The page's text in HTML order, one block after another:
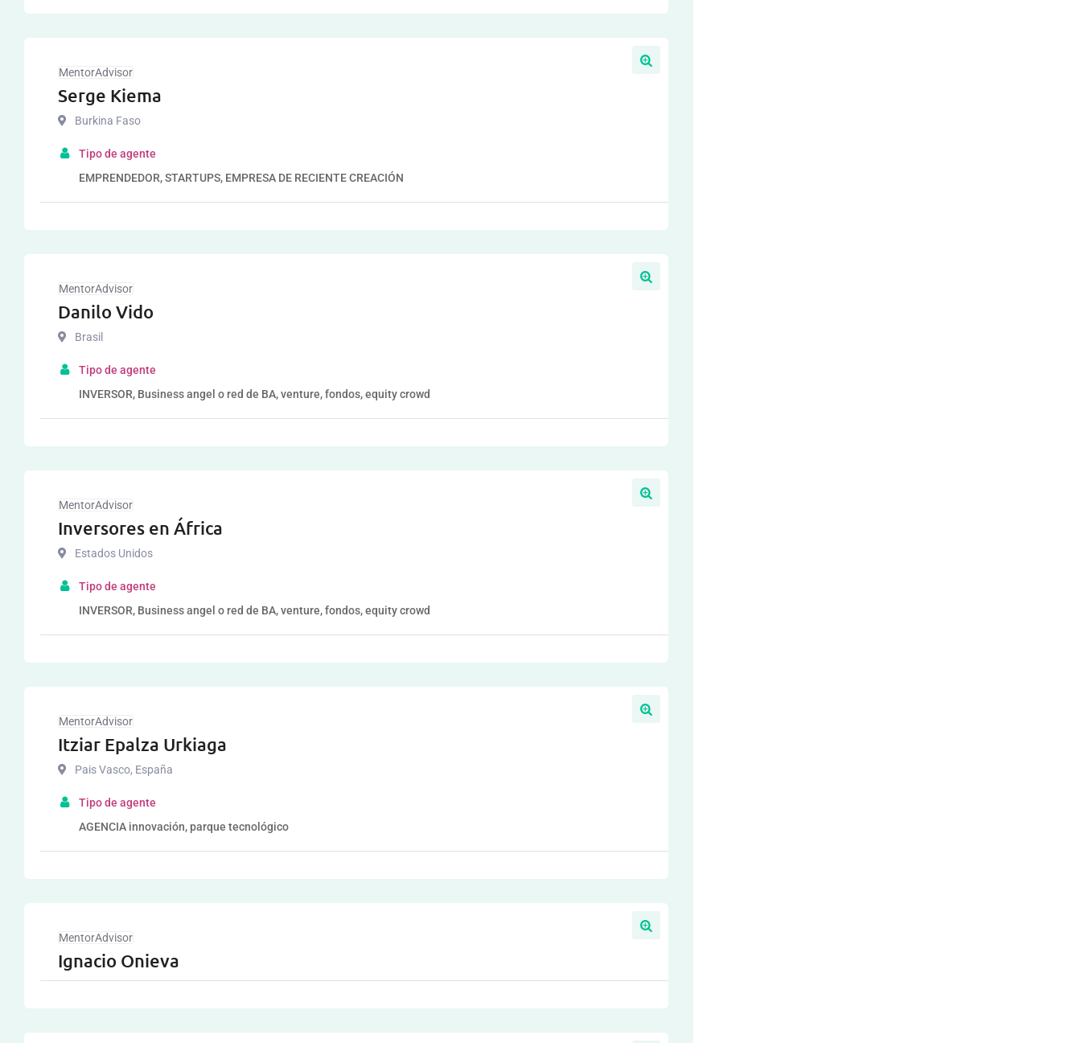
MentorAdvisor
Serge Kiema
Burkina Faso
Tipo de agente
EMPRENDEDOR, STARTUPS, EMPRESA DE RECIENTE CREACIÓN
MentorAdvisor
Danilo Vido
Brasil
Tipo de agente
INVERSOR, Business angel o red de BA, venture, fondos, equity crowd
MentorAdvisor
Inversores en África
Estados Unidos
Tipo de agente
INVERSOR, Business angel o red de BA, venture, fondos, equity crowd
MentorAdvisor
Itziar Epalza Urkiaga
Pais Vasco, España
Tipo de agente
AGENCIA innovación, parque tecnológico
MentorAdvisor
Ignacio Onieva